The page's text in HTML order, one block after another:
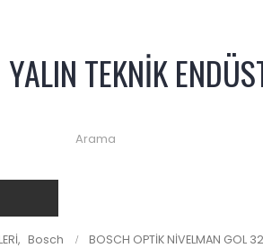
YALIN TEKNİK
, Bosch BOSCH OPTİK NİVELMAN GOL